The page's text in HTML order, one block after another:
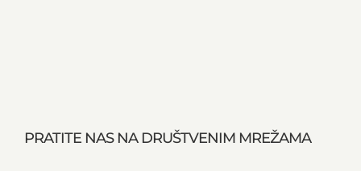
PRATITE NAS NA DRUŠTVENIM MREŽAMA